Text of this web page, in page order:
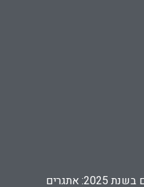
ניהול כוח אדם בארגונים חברתיים בשנת 2025: אתגרים